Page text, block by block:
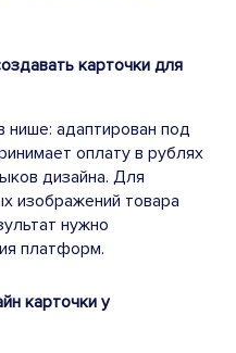
карточки для
нише: адаптирован под
оплату в рублях
дизайна. Для
изображений товара
нужно
платформ.
карточки у